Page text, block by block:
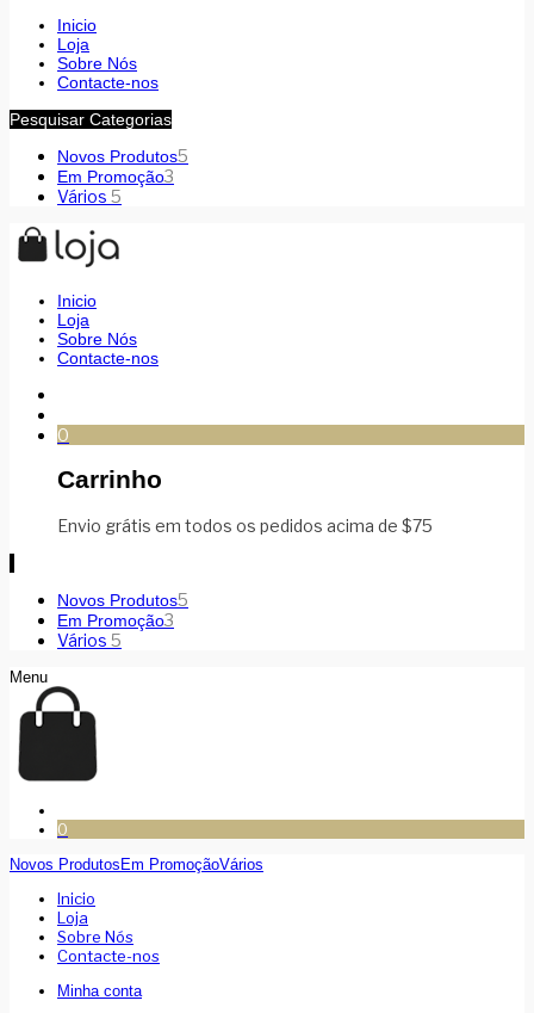
Inicio
Loja
Sobre Nós
Contacte-nos
Pesquisar Categorias
Novos Produtos5
Em Promoção3
Vários 5
Inicio
Loja
Sobre Nós
Contacte-nos
0
Carrinho
Envio grátis em todos os pedidos acima de $75
Novos Produtos5
Em Promoção3
Vários 5
Menu
0
Novos ProdutosEm PromoçãoVários
Inicio
Loja
Sobre Nós
Contacte-nos
Minha conta